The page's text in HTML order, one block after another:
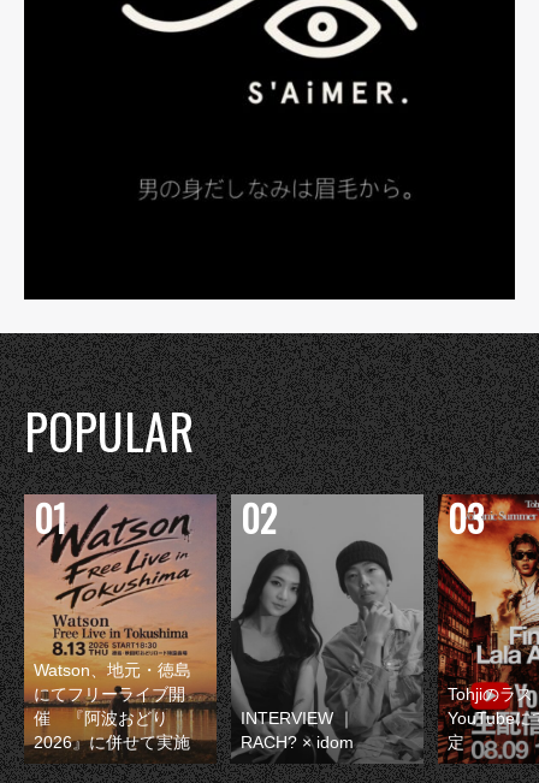
POPULAR
Watson、地元・徳島
にてフリーライブ開
催 『阿波おどり
2026』に併せて実施
INTERVIEW ｜
RACH? × idom
Tohjiのラス
YouTubeに
定